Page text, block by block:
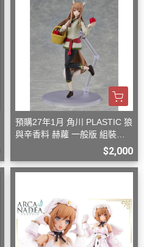
預購27年1月 角川 PLASTIC 狼
與辛香料 赫蘿 一般版 組裝模
$2,000